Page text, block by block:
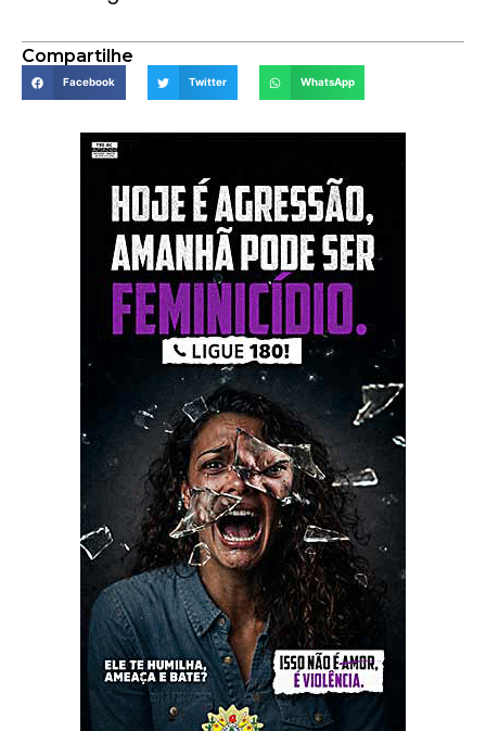
Compartilhe
Facebook Twitter WhatsApp